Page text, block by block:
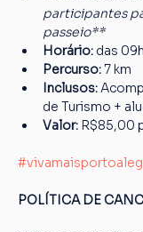
participantes
passeio**
Horário: das
Percurso: 7 km
Inclusos:
de Turismo +
Valor: R$85,00
POLÍTICA DE